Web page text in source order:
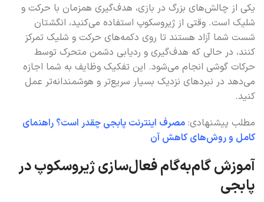
یکی از چالش‌های بزرگ در بازی، هدف‌گیری همزمان با حرکت و
شلیک است. وقتی از ژیروسکوپ استفاده می‌کنید، انگشتان
شست شما آزاد هستند تا روی دکمه‌های حرکت و شلیک تمرکز
کنند، در حالی که هدف‌گیری و ردیابی دشمن متحرک توسط
حرکات گوشی انجام می‌شود. این تفکیک وظایف به شما اجازه
می‌دهد در نبردهای نزدیک بسیار سریع‌تر و هوشمندانه‌تر عمل
کنید.
مطلب پیشنهادی: مصرف اینترنت پابجی چقدر است؟ راهنمای
کامل و روش‌های کاهش آن
آموزش گام‌به‌گام فعال‌سازی ژیروسکوپ در
پابجی